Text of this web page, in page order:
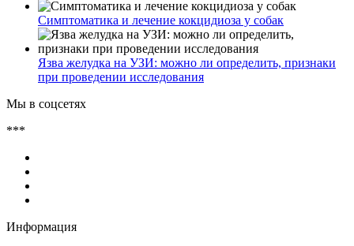
Симптоматика и лечение кокцидиоза у собак
Язва желудка на УЗИ: можно ли определить, признаки
при проведении исследования
Мы в соцсетях
***
Информация